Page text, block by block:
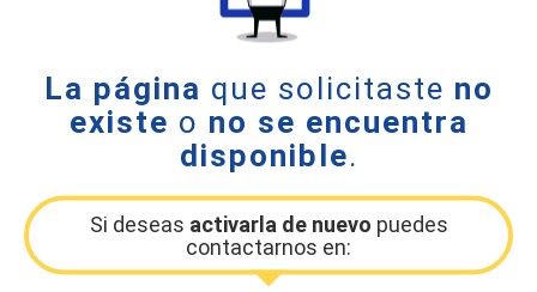
La página que solicitaste no
existe o no se encuentra
disponible.
Si deseas activarla de nuevo puedes
contactarnos en: